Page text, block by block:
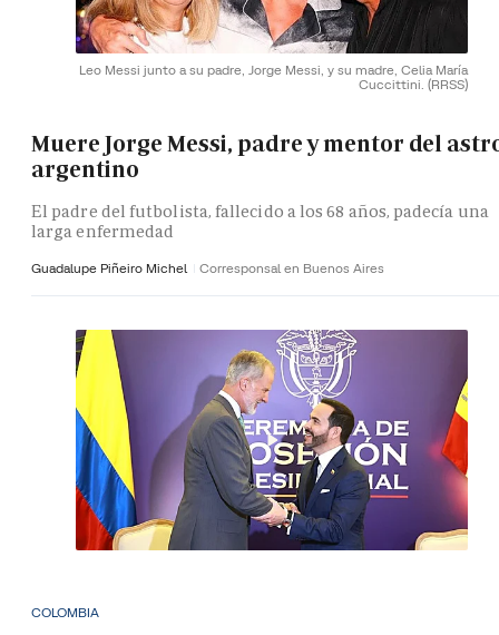
Leo Messi junto a su padre, Jorge Messi, y su madre, Celia María
Cuccittini. (RRSS)
Muere Jorge Messi, padre y mentor del
argentino
El padre del futbolista, fallecido a los 68 años, padecía una
larga enfermedad
Guadalupe Piñeiro Michel Corresponsal en Buenos Aires
COLOMBIA